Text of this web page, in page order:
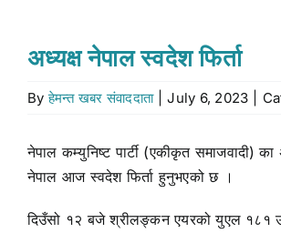
Stock market
Don’t Miss
Search
for:
अध्यक्ष नेपाल स्वदेश फिर्ता
Byहेमन्त खबर संवाददाता July 6, 2023
नेपाल कम्युनिष्ट पार्टी (एकीकृत समाजवादी) का
नेपाल आज स्वदेश फिर्ता हुनुभएको छ ।
दिउँसो १२ बजे श्रीलङ्कन एयरको युएल १८१